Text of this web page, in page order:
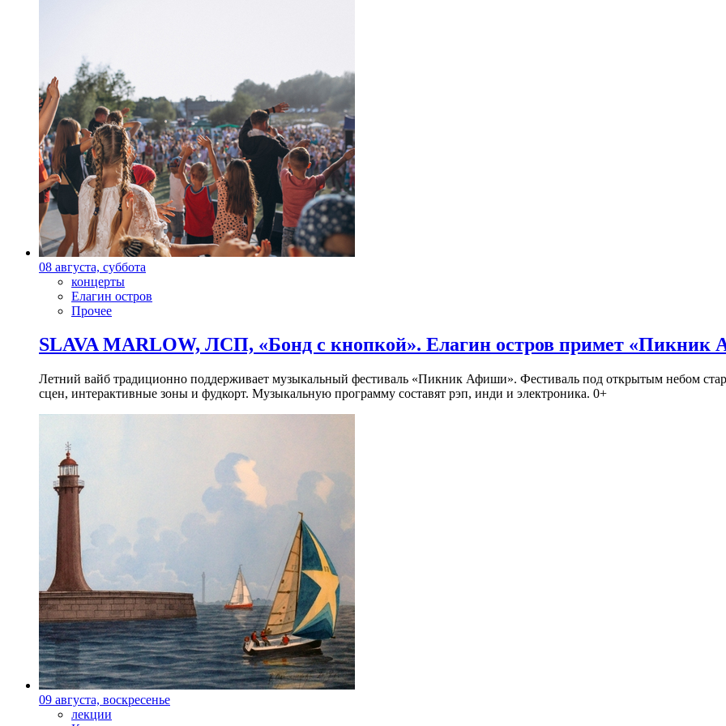
08 августа, суббота
концерты
Елагин остров
Прочее
SLAVA MARLOW, ЛСП, «Бонд с кнопкой». Елагин остров примет «Пикник
Летний вайб традиционно поддерживает музыкальный фестиваль «Пикник Афиши». Фестиваль под открытым небом
сцен, интерактивные зоны и фудкорт. Музыкальную программу составят рэп, инди и электроника. 0+
09 августа, воскресенье
лекции